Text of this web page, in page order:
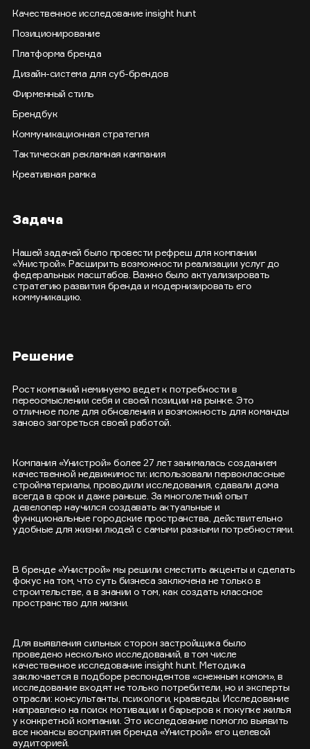
Качественное исследование insight hunt
Позиционирование
Платформа бренда
Дизайн-система для суб-брендов
Фирменный стиль
Брендбук
Коммуникационная стратегия
Тактическая рекламная кампания
Креативная рамка
Задача
Нашей задачей было провести рефреш для компании
«Унистрой». Расширить возможности реализации услуг до
федеральных масштабов. Важно было актуализировать
стратегию развития бренда и модернизировать его
коммуникацию.
Решение
Рост компаний неминуемо ведет к потребности в
переосмыслении себя и своей позиции на рынке. Это
отличное поле для обновления и возможность для команды
заново загореться своей работой.
Компания «Унистрой» более 27 лет занималась созданием
качественной недвижимости: использовали первоклассные
стройматериалы, проводили исследования, сдавали дома
всегда в срок и даже раньше. За многолетний опыт
девелопер научился создавать актуальные и
функциональные городские пространства, действительно
удобные для жизни людей с самыми разными потребностями.
В бренде «Унистрой» мы решили сместить акценты и сделать
фокус на том, что суть бизнеса заключена не только в
строительстве, а в знании о том, как создать классное
пространство для жизни.
Для выявления сильных сторон застройщика было
проведено несколько исследований, в том числе
качественное исследование insight hunt. Методика
заключается в подборе респондентов «снежным комом», в
исследование входят не только потребители, но и эксперты
отрасли: консультанты, психологи, краеведы. Исследование
направлено на поиск мотивации и барьеров к покупке жилья
у конкретной компании. Это исследование помогло выявить
все нюансы восприятия бренда «Унистрой» его целевой
аудиторией.